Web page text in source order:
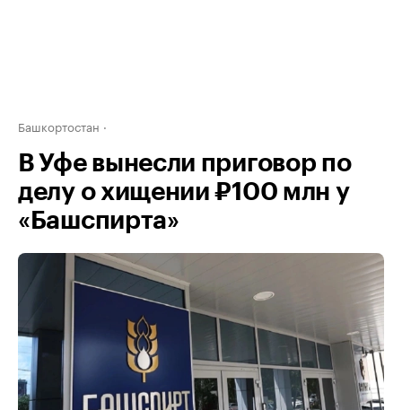
Башкортостан
В Уфе вынесли приговор по
делу о хищении ₽100 млн у
«Башспирта»